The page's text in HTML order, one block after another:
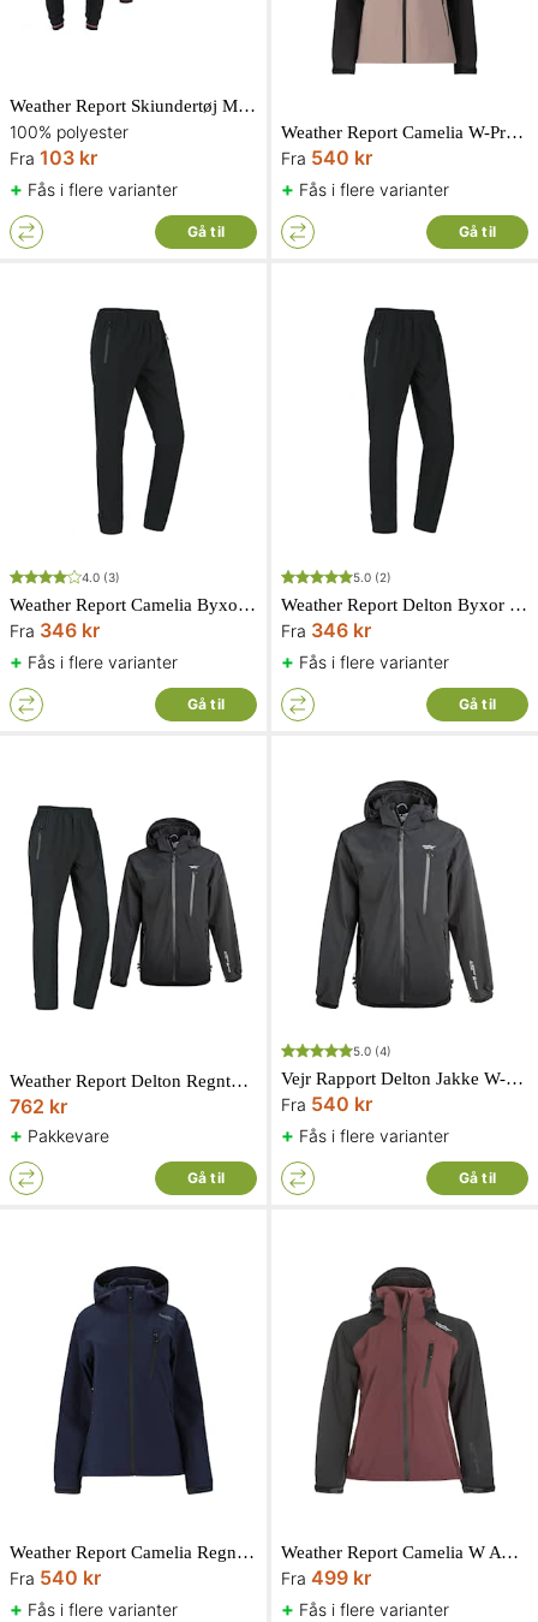
Weather Report Skiundertøj Mimmi Ids Dame
100% polyester
Fra 103 kr
+ Fås i flere varianter
Gå til
Weather Report Camelia W-Pro Regnjakke Dame Moon Rock
Fra 540 kr
+ Fås i flere varianter
Gå til
4.0 (3)
Weather Report Camelia Byxor W-Pro Svart Dam
Fra 346 kr
+ Fås i flere varianter
Gå til
5.0 (2)
Weather Report Delton Byxor W-Pro Herr Svart
Fra 346 kr
+ Fås i flere varianter
Gå til
Weather Report Delton Regntøj W-Pro Sort Herre
762 kr
+ Pakkevare
Gå til
5.0 (4)
Vejr Rapport Delton Jakke W-Pro Sort Herre
Fra 540 kr
+ Fås i flere varianter
Gå til
Weather Report Camelia Regnjakke W-PRO Navy
Fra 540 kr
+ Fås i flere varianter
Weather Report Camelia W AWG Jacket W-PRO 15000 Sassafras 36
Fra 499 kr
+ Fås i flere varianter